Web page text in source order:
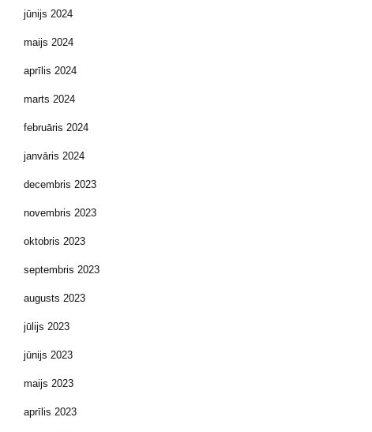
jūnijs 2024
maijs 2024
aprīlis 2024
marts 2024
februāris 2024
janvāris 2024
decembris 2023
novembris 2023
oktobris 2023
septembris 2023
augusts 2023
jūlijs 2023
jūnijs 2023
maijs 2023
aprīlis 2023